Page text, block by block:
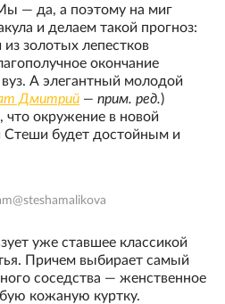
— да, а поэтому на миг
и делаем такой прогноз:
из золотых лепестков
окончание
А элегантный молодой
Дмитрий — прим. ред.)
что окружение в новой
Стеши будет достойным и
уже ставшее классикой
Причем выбирает самый
соседства — женственное
кожаную куртку.